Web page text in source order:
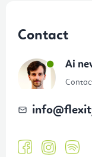
Contact
Ai
info@